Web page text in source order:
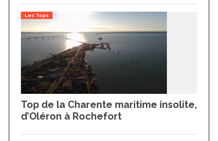
Les Tops
Top de la Charente maritime insolite,
d’Oléron à Rochefort